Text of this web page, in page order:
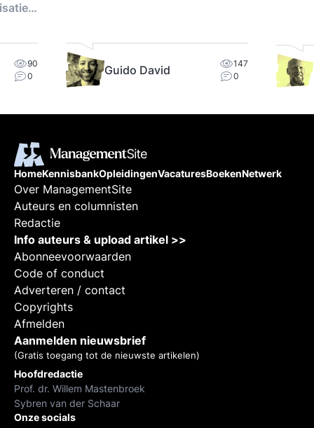
90
0
Guido David
147
0
HomeKennisbankOpleidingenVacaturesBoekenNetwerk
Over ManagementSite
Auteurs en columnisten
Redactie
Info auteurs & upload artikel >>
Abonneevoorwaarden
Code of conduct
Adverteren / contact
Copyrights
Afmelden
Aanmelden nieuwsbrief
(Gratis toegang tot de nieuwste artikelen)
Hoofdredactie
Prof. dr. Willem Mastenbroek
Sybren van der Schaar
Onze socials